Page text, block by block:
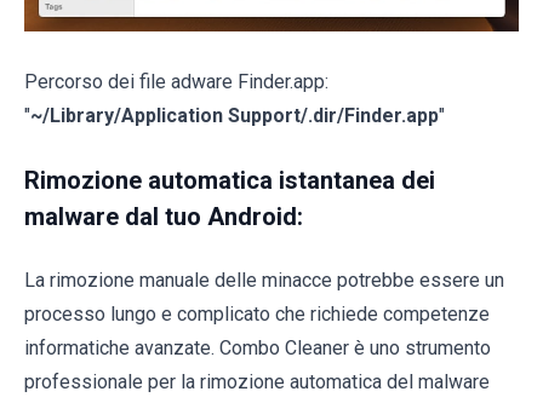
Percorso dei file adware Finder.app:
"~/Library/Application Support/.dir/Finder.app"
Rimozione automatica istantanea dei
malware dal tuo Android:
La rimozione manuale delle minacce potrebbe essere un
processo lungo e complicato che richiede competenze
informatiche avanzate. Combo Cleaner è uno strumento
professionale per la rimozione automatica del malware